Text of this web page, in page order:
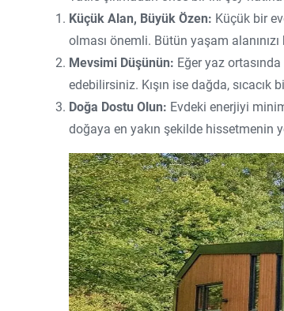
Küçük Alan, Büyük Özen: Küçük bir
olması önemli. Bütün yaşam
Mevsimi Düşünün: Eğer yaz
edebilirsiniz. Kışın ise dağda,
Doğa Dostu Olun: Evdeki enerjiyi
doğaya en yakın şekilde hissetmenin